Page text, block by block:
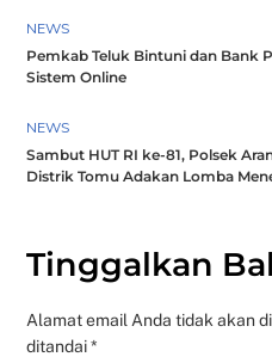
NEWS
Pemkab Teluk Bintuni dan Bank
Sistem Online
NEWS
Sambut HUT RI ke-81, Polsek
Distrik Tomu Adakan Lomba
Tinggalkan
Alamat email Anda tidak akan
ditandai*